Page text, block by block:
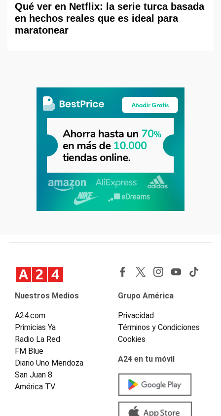
Qué ver en Netflix: la serie turca basada
en hechos reales que es ideal para
maratonear
Nuestros Medios
A24.com
Primicias Ya
Radio La Red
FM Blue
Diario Uno Mendoza
San Juan 8
América TV
Grupo América
Privacidad
Términos y Condiciones
Cookies
A24 en tu móvil